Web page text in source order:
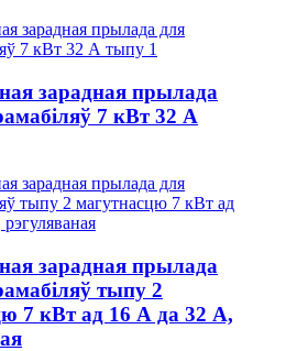
зарадная прылада
7 кВт 32 А
зарадная прылада
тыпу 2
7 кВт ад 16 А да 32 А,